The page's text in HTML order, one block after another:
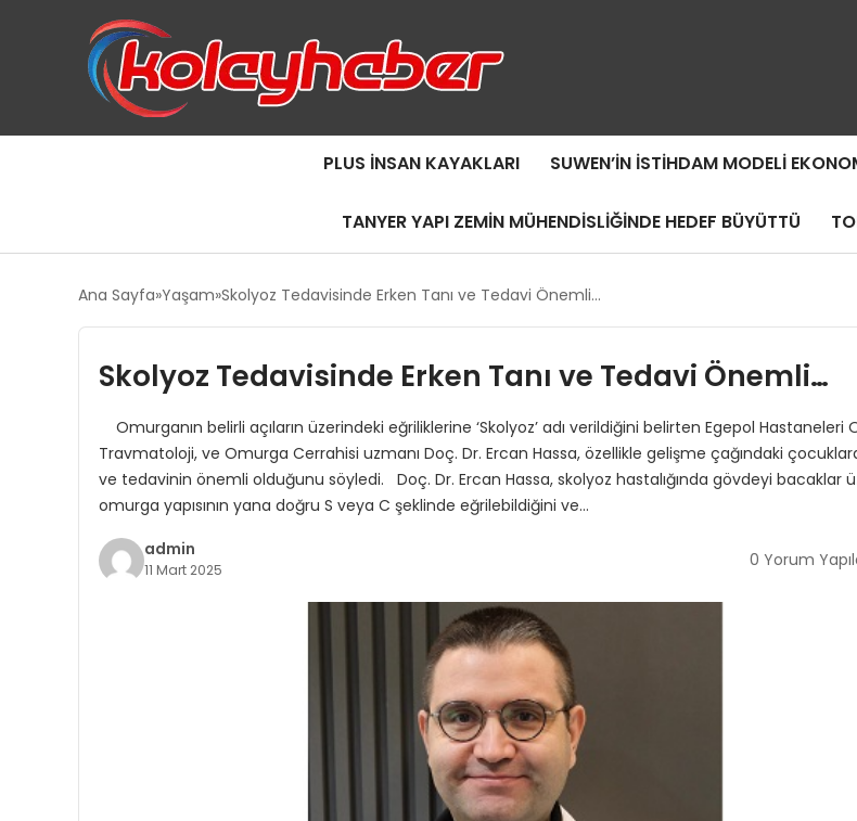
PLUS İNSAN KAYAKLARI SUWEN’IN İSTIHDAM MODELI
TANYER YAPI ZEMIN MÜHENDISLIĞINDE HEDEF BÜYÜTTÜ
Ana Sayfa Yaşam Skolyoz Tedavisinde Erken Tanı ve Tedavi Önemli…
Skolyoz Tedavisinde Erken Tanı ve Tedavi Önemli…
Omurganın belirli açıların üzerindeki eğriliklerine ‘Skolyoz’ adı verildiğini belirten Egepol Hastaneleri
Travmatoloji, ve Omurga Cerrahisi uzmanı Doç. Dr. Ercan Hassa, özellikle gelişme çağındaki
ve tedavinin önemli olduğunu söyledi. Doç. Dr. Ercan Hassa, skolyoz hastalığında gövdeyi bacaklar
omurga yapısının yana doğru S veya C şeklinde eğrilebildiğini ve…
admin
11 Mart 2025 0 Yorum